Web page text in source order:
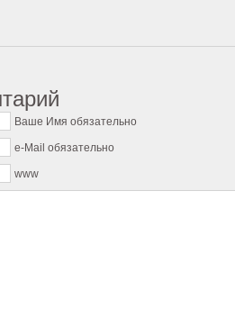
Ваше Имя обязательно
e-Mail обязательно
www